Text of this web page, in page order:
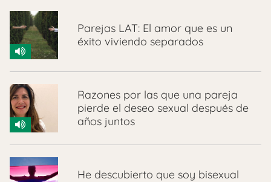
Parejas LAT: El amor que es un
éxito viviendo separados
Razones por las que una pareja
pierde el deseo sexual después de
años juntos
He descubierto que soy bisexual